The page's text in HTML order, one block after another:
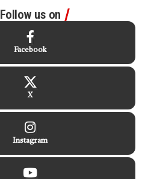
Follow us on
Facebook
X
Instagram